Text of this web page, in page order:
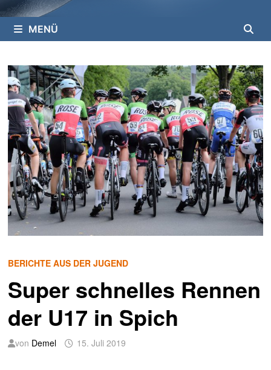
MENÜ
BERICHTE AUS DER JUGEND
Super schnelles Rennen
der U17 in Spich
von Demel 15. Juli 2019